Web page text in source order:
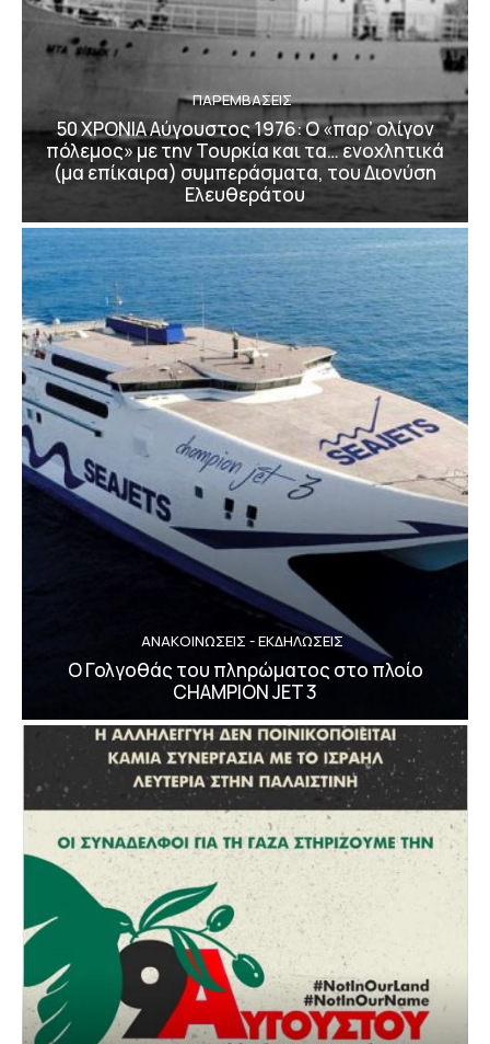
ΠΑΡΕΜΒΑΣΕΙΣ
50 ΧΡΟΝΙΑ Αύγουστος 1976: Ο «παρ’ ολίγον
πόλεμος» με την Τουρκία και τα… ενοχλητικά
(μα επίκαιρα) συμπεράσματα, του Διονύση
Ελευθεράτου
ΑΝΑΚΟΙΝΩΣΕΙΣ - ΕΚΔΗΛΩΣΕΙΣ
Ο Γολγοθάς του πληρώματος στο πλοίο
CHAMPION JET 3